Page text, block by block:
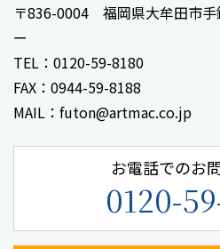
〒836-0004 福岡県大牟田市手
ー
TEL：0120-59-8180
FAX：0944-59-8188
MAIL：futon@artmac.co.jp
お電話でのお
0120-